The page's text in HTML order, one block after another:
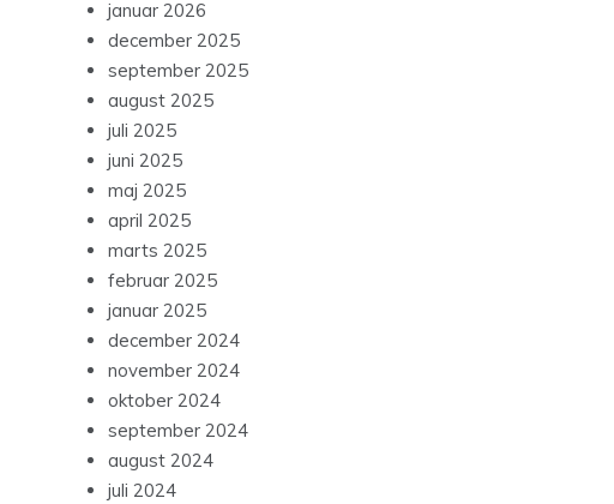
januar 2026
december 2025
september 2025
august 2025
juli 2025
juni 2025
maj 2025
april 2025
marts 2025
februar 2025
januar 2025
december 2024
november 2024
oktober 2024
september 2024
august 2024
juli 2024